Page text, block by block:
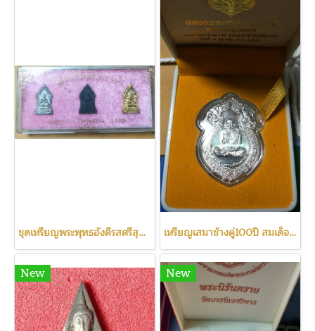
ชุดเหรียญพระพุทธอังคีรสศรีสุคตศากยบารมี วัดอินทรวิหาร ปี2532 เหรียญเสมาช้างคู่100ปี สมเด็จพระสังฆราช เนื้อเงิน สร้างน้อย
New New